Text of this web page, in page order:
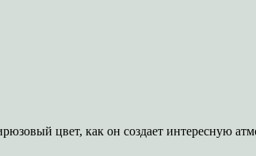
цвет, как он создает интересную